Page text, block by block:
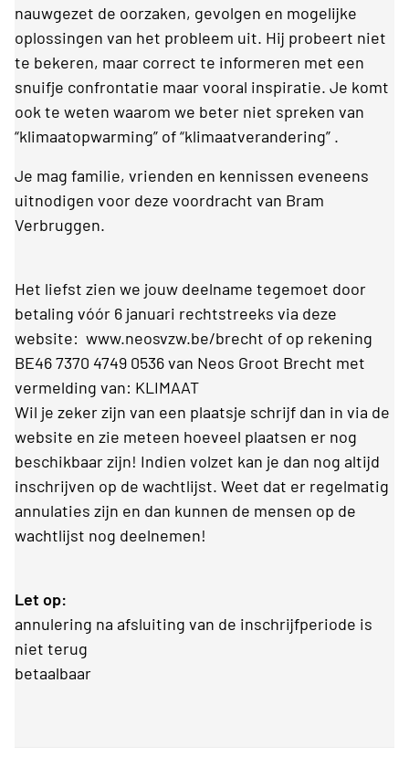
nauwgezet de oorzaken, gevolgen en mogelijke
oplossingen van het probleem uit. Hij probeert niet
te bekeren, maar correct te informeren met een
snuifje confrontatie maar vooral inspiratie. Je komt
ook te weten waarom we beter niet spreken van
“klimaatopwarming” of “klimaatverandering” .
Je mag familie, vrienden en kennissen eveneens
uitnodigen voor deze voordracht van Bram
Verbruggen.
Het liefst zien we jouw deelname tegemoet door
betaling vóór 6 januari rechtstreeks via deze
website: www.neosvzw.be/brecht of op rekening
BE46 7370 4749 0536 van Neos Groot Brecht met
vermelding van: KLIMAAT
Wil je zeker zijn van een plaatsje schrijf dan in via de
website en zie meteen hoeveel plaatsen er nog
beschikbaar zijn! Indien volzet kan je dan nog altijd
inschrijven op de wachtlijst. Weet dat er regelmatig
annulaties zijn en dan kunnen de mensen op de
wachtlijst nog deelnemen!
Let op:
annulering na afsluiting van de inschrijfperiode is
niet terug
betaalbaar